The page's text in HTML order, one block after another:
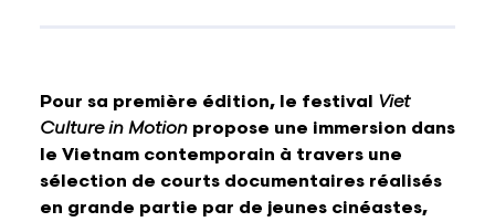
Pour sa première édition, le festival Viet
Culture in Motion propose une immersion dans
le Vietnam contemporain à travers une
sélection de courts documentaires réalisés
en grande partie par de jeunes cinéastes,